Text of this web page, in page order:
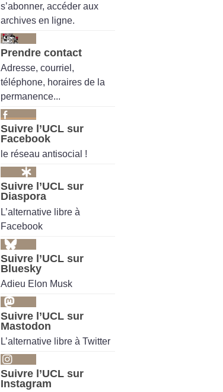
s’abonner, accéder aux
archives en ligne.
Prendre contact
Adresse, courriel,
téléphone, horaires de la
permanence...
Suivre l’UCL sur
Facebook
le réseau antisocial !
Suivre l’UCL sur
Diaspora
L’alternative libre à
Facebook
Suivre l’UCL sur
Bluesky
Adieu Elon Musk
Suivre l’UCL sur
Mastodon
L’alternative libre à Twitter
Suivre l’UCL sur
Instagram